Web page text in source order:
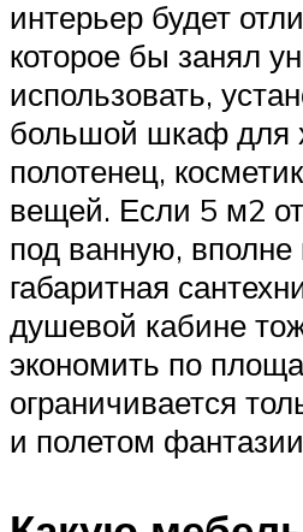
интерьер будет
которое бы занял
использовать,
большой шкаф для
полотенец,
вещей. Если 5 м2
под ванную, вполне
габаритная
душевой кабине
экономить по
ограничивается
и полетом